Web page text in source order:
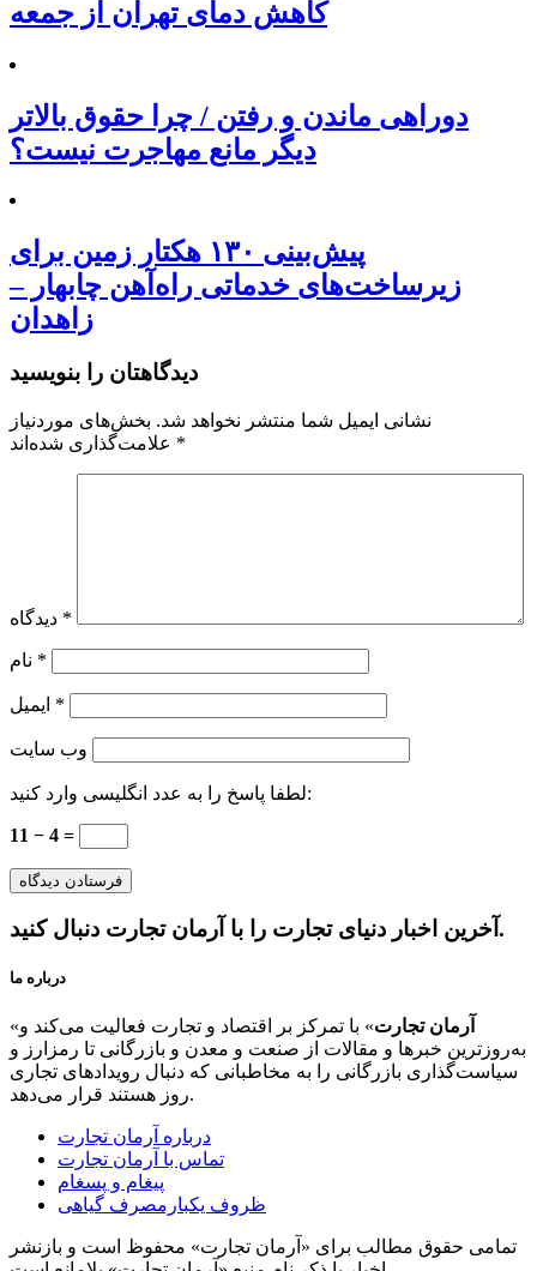
کاهش دمای تهران از جمعه
دوراهی ماندن و رفتن / چرا حقوق بالاتر
دیگر مانع مهاجرت نیست؟
پیش‌بینی ۱۳۰ هکتار زمین برای
زیرساخت‌های خدماتی راه‌آهن چابهار –
زاهدان
دیدگاهتان را بنویسید
نشانی ایمیل شما منتشر نخواهد شد. بخش‌های موردنیاز
*
*
*
*
وب‌ سایت
لطفا پاسخ را به عدد انگلیسی وارد کنید:
11 − 4 =
آخرین اخبار دنیای تجارت را با آرمان تجارت دنبال کنید.
درباره ما
« آرمان تجارت» با تمرکز بر اقتصاد و تجارت فعالیت می‌کند و
به‌روزترین خبرها و مقالات از صنعت و معدن و بازرگانی تا رمزارز و
سیاست‌گذاری بازرگانی را به مخاطبانی که دنبال رویدادهای تجاری
روز هستند قرار می‌دهد.
درباره آرمان تجارت
تماس با آرمان تجارت
پیغام و پسغام
ظروف یکبارمصرف گیاهی
تمامی حقوق مطالب برای «آرمان تجارت» محفوظ است و بازنشر